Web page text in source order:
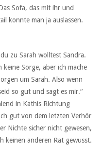
Sofa, das mit ihr und
konnte man ja auslassen.
zu Sarah wolltest Sandra.
Sorge, aber ich mache
um Sarah. Also wenn
so gut und sagt es mir.“
in Kathis Richtung
gut von dem letzten Verhör
Nichte sicher nicht gewesen,
keinen anderen Rat gewusst.